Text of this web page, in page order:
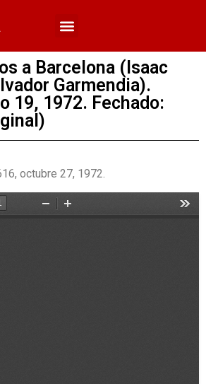
a Barcelona (Isaac
Garmendia).
19, 1972. Fechado:
octubre 27, 1972.